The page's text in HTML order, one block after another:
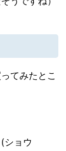
てみたとこ
ショウ